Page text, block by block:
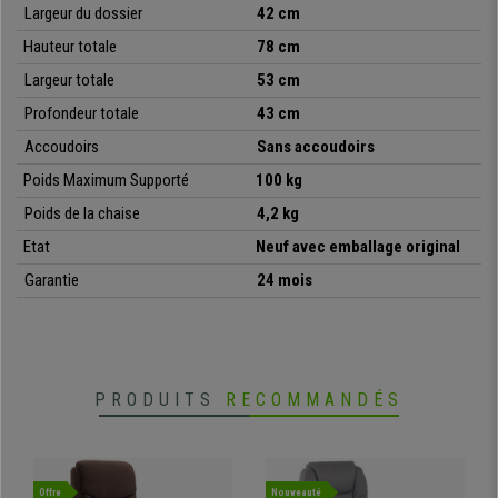
design, qualité, confort et polyvalence à un prix irrésistible
•Idéale pour salles de conférences
•Très résistante: cadre en acier avec piétement chromé
• Très pratique et polyvalente
Largeur du dossier
42 cm
Hauteurtotale
78 cm
Largeur totale
53 cm
Profondeurtotale
43 cm
Accoudoirs
Sans accoudoirs
Poids Maximum Supporté
100 kg
Poids de la chaise
4,2 kg
Etat
Neuf avec emballage original
Garantie
24 mois
PRODUITS RECOMMANDÉS
Offre Nouveauté